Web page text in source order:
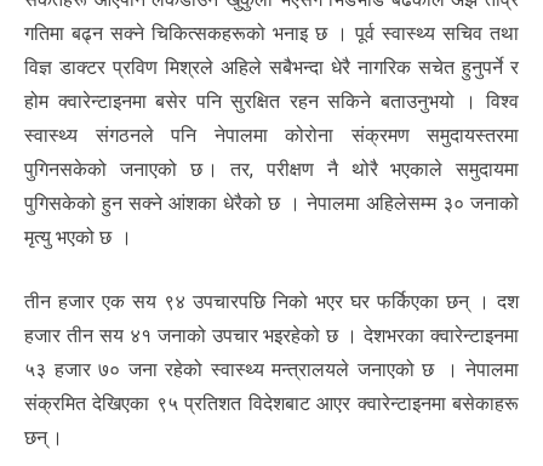
गतिमा बढ्न सक्ने चिकित्सकहरूको भनाइ छ । पूर्व स्वास्थ्य सचिव तथा
विज्ञ डाक्टर प्रविण मिश्रले अहिले सबैभन्दा धेरै नागरिक सचेत हुनुपर्ने र
होम क्वारेन्टाइनमा बसेर पनि सुरक्षित रहन सकिने बताउनुभयो । विश्व
स्वास्थ्य संगठनले पनि नेपालमा कोरोना संक्रमण समुदायस्तरमा
पुगिनसकेको जनाएको छ । तर, परीक्षण नै थोरै भएकाले समुदायमा
पुगिसकेको हुन सक्ने आंशका धेरैको छ । नेपालमा अहिलेसम्म ३० जनाको
मृत्यु भएको छ ।
तीन हजार एक सय ९४ उपचारपछि निको भएर घर फर्किएका छन् । दश
हजार तीन सय ४१ जनाको उपचार भइरहेको छ । देशभरका क्वारेन्टाइनमा
५३ हजार ७० जना रहेको स्वास्थ्य मन्त्रालयले जनाएको छ । नेपालमा
संक्रमित देखिएका ९५ प्रतिशत विदेशबाट आएर क्वारेन्टाइनमा बसेकाहरू
छन् ।